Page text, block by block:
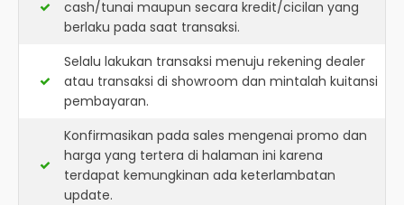
cash/tunai maupun secara kredit/cicilan yang
berlaku pada saat transaksi.
Selalu lakukan transaksi menuju rekening dealer
atau transaksi di showroom dan mintalah kuitansi
pembayaran.
Konfirmasikan pada sales mengenai promo dan
harga yang tertera di halaman ini karena
terdapat kemungkinan ada keterlambatan
update.